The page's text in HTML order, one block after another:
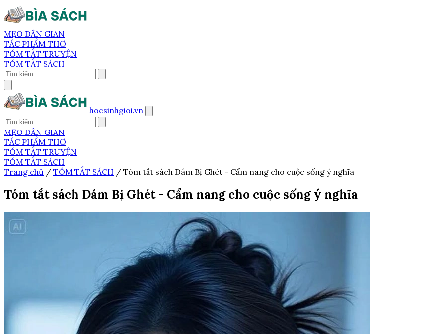
MẸO DÂN GIAN
TÁC PHẨM THƠ
TÓM TẮT TRUYỆN
TÓM TẮT SÁCH
hocsinhgioi.vn
MẸO DÂN GIAN
TÁC PHẨM THƠ
TÓM TẮT TRUYỆN
TÓM TẮT SÁCH
Trang chủ / TÓM TẮT SÁCH / Tóm tắt sách Dám Bị Ghét - Cẩm nang cho cuộc sống ý nghĩa
Tóm tắt sách Dám Bị Ghét - Cẩm nang cho cuộc sống ý nghĩa